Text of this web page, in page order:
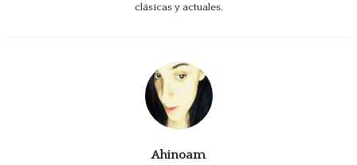
clásicas y actuales.
Ahinoam